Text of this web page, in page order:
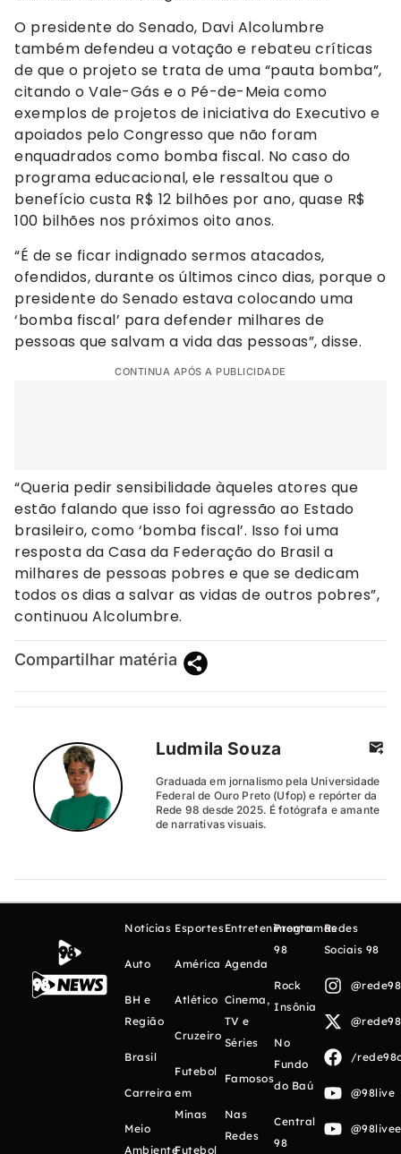
O presidente do Senado, Davi Alcolumbre
também defendeu a votação e rebateu críticas
de que o projeto se trata de uma “pauta bomba”,
citando o Vale-Gás e o Pé-de-Meia como
exemplos de projetos de iniciativa do Executivo e
apoiados pelo Congresso que não foram
enquadrados como bomba fiscal. No caso do
programa educacional, ele ressaltou que o
benefício custa R$ 12 bilhões por ano, quase R$
100 bilhões nos próximos oito anos.
“É de se ficar indignado sermos atacados,
ofendidos, durante os últimos cinco dias, porque o
presidente do Senado estava colocando uma
‘bomba fiscal’ para defender milhares de
pessoas que salvam a vida das pessoas”, disse.
CONTINUA APÓS A PUBLICIDADE
“Queria pedir sensibilidade àqueles atores que
estão falando que isso foi agressão ao Estado
brasileiro, como ‘bomba fiscal’. Isso foi uma
resposta da Casa da Federação do Brasil a
milhares de pessoas pobres e que se dedicam
todos os dias a salvar as vidas de outros pobres”,
continuou Alcolumbre.
Compartilhar matéria
Ludmila Souza
Graduada em jornalismo pela Universidade
Federal de Ouro Preto (Ufop) e repórter da
Rede 98 desde 2025. É fotógrafa e amante
de narrativas visuais.
Notícias
Auto
BH e
Região
Brasil
Carreira
Meio
Ambiente
Esportes
América
Atlético
Cruzeiro
Futebol
em
Minas
Futebol
Entretenimento
Agenda
Cinema,
TV e
Séries
Famosos
Nas
Redes
Programas
98
Rock
Insônia
No
Fundo
do Baú
Central
98
Redes
Sociais 98
/
@98live